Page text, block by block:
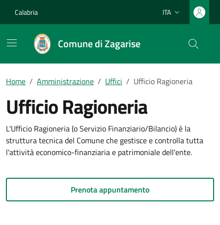
Calabria Lingua attiva:
ITA
Comune di Zagarise
Home Amministrazione Uffici Ufficio Ragioneria
Ufficio Ragioneria
L'Ufficio Ragioneria (o Servizio Finanziario/Bilancio) è la
struttura tecnica del Comune che gestisce e controlla tutta
l'attività economico-finanziaria e patrimoniale dell'ente.
Prenota appuntamento